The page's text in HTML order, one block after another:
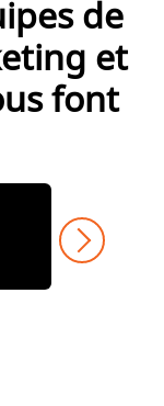
de
et
font